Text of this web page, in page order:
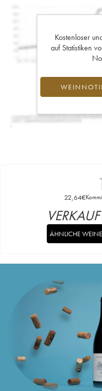
Kostenloser
auf Statistiken
22,64€
ÄHNLICHE WEINE